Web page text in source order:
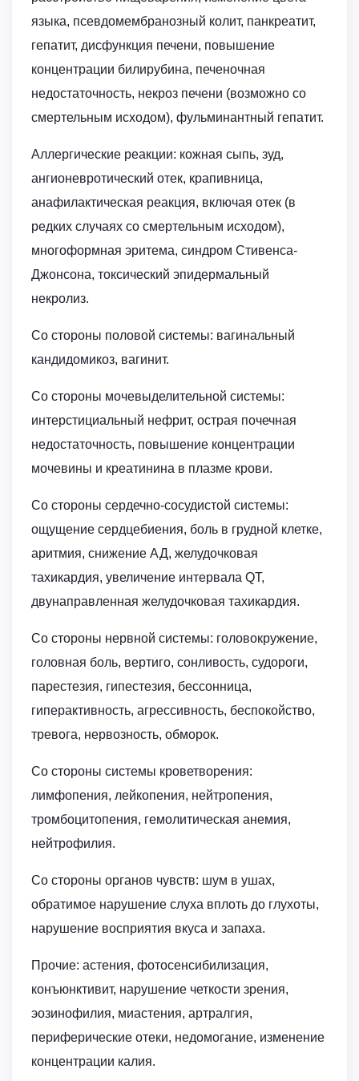
языка, псевдомембранозный колит, панкреатит,
гепатит, дисфункция печени, повышение
концентрации билирубина, печеночная
недостаточность, некроз печени (возможно со
смертельным исходом), фульминантный гепатит.
Аллергические реакции: кожная сыпь, зуд,
ангионевротический отек, крапивница,
анафилактическая реакция, включая отек (в
редких случаях со смертельным исходом),
многоформная эритема, синдром Стивенса-
Джонсона, токсический эпидермальный
некролиз.
Со стороны половой системы: вагинальный
кандидомикоз, вагинит.
Со стороны мочевыделительной системы:
интерстициальный нефрит, острая почечная
недостаточность, повышение концентрации
мочевины и креатинина в плазме крови.
Со стороны сердечно-сосудистой системы:
ощущение сердцебиения, боль в грудной клетке,
аритмия, снижение АД, желудочковая
тахикардия, увеличение интервала QT,
двунаправленная желудочковая тахикардия.
Со стороны нервной системы: головокружение,
головная боль, вертиго, сонливость, судороги,
парестезия, гипестезия, бессонница,
гиперактивность, агрессивность, беспокойство,
тревога, нервозность, обморок.
Со стороны системы кроветворения:
лимфопения, лейкопения, нейтропения,
тромбоцитопения, гемолитическая анемия,
нейтрофилия.
Со стороны органов чувств: шум в ушах,
обратимое нарушение слуха вплоть до глухоты,
нарушение восприятия вкуса и запаха.
Прочие: астения, фотосенсибилизация,
конъюнктивит, нарушение четкости зрения,
эозинофилия, миастения, артралгия,
периферические отеки, недомогание, изменение
концентрации калия.